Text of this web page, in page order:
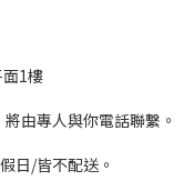
1樓
由專人與你電話聯繫。
日/皆不配送。